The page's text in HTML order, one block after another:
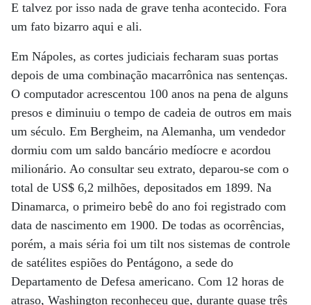
E talvez por isso nada de grave tenha acontecido. Fora
um fato bizarro aqui e ali.
Em Nápoles, as cortes judiciais fecharam suas portas
depois de uma combinação macarrônica nas sentenças.
O computador acrescentou 100 anos na pena de alguns
presos e diminuiu o tempo de cadeia de outros em mais
um século. Em Bergheim, na Alemanha, um vendedor
dormiu com um saldo bancário medíocre e acordou
milionário. Ao consultar seu extrato, deparou-se com o
total de US$ 6,2 milhões, depositados em 1899. Na
Dinamarca, o primeiro bebê do ano foi registrado com
data de nascimento em 1900. De todas as ocorrências,
porém, a mais séria foi um tilt nos sistemas de controle
de satélites espiões do Pentágono, a sede do
Departamento de Defesa americano. Com 12 horas de
atraso, Washington reconheceu que, durante quase três